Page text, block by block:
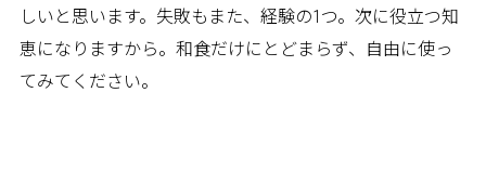
しいと思います。失敗もまた、経験の1つ。次に役立つ知
恵になりますから。和食だけにとどまらず、自由に使っ
てみてください。